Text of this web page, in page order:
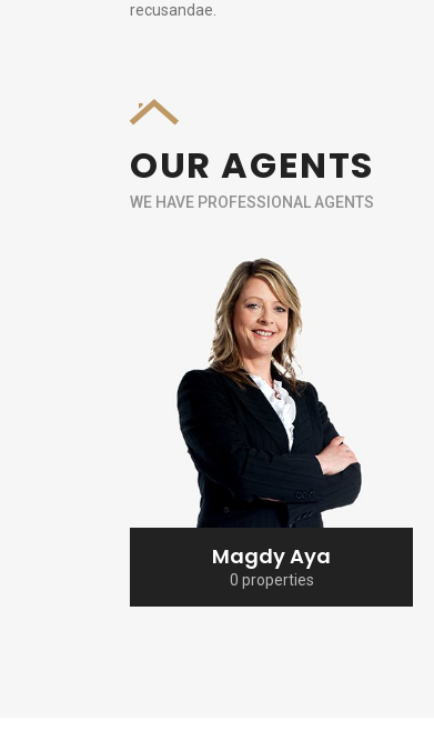
recusandae.
OUR AGENTS
WE HAVE PROFESSIONAL AGENTS
Magdy Aya
0 properties